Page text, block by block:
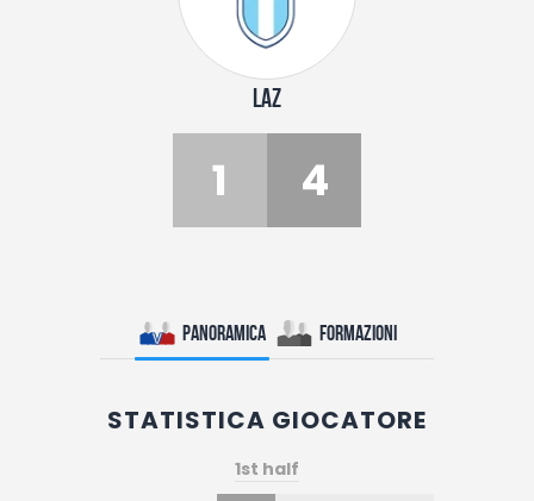
LAZ
1 4
Panoramica Formazioni
STATISTICA GIOCATORE
1st half